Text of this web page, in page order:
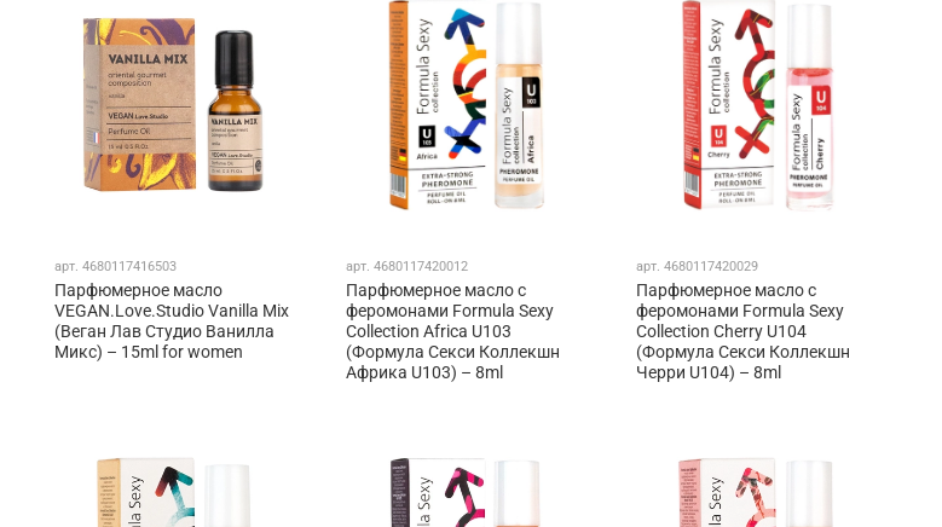
арт.4680117416503
Парфюмерное масло
VEGAN.Love.Studio Vanilla Mix
(Веган Лав Студио Ванилла
Микс) – 15ml for women
арт. 4680117420012
Парфюмерное масло с
феромонами Formula Sexy
Collection Africa U103
(Формула Секси Коллекшн
Африка U103) – 8ml
арт.4680117420029
Парфюмерное масло с
феромонами Formula Sexy
Collection Cherry U104
(Формула Секси Коллекшн
Черри U104) – 8ml